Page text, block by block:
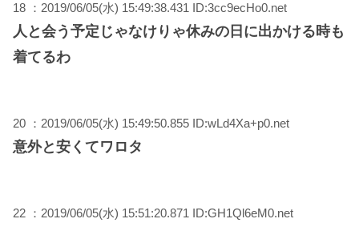
18 ：2019/06/05(水) 15:49:38.431 ID:3cc9ecHo0.net
人と会う予定じゃなけりゃ休みの日に出かける時も
着てるわ
20 ：2019/06/05(水) 15:49:50.855 ID:wLd4Xa+p0.net
意外と安くてワロタ
22 ：2019/06/05(水) 15:51:20.871 ID:GH1Ql6eM0.net